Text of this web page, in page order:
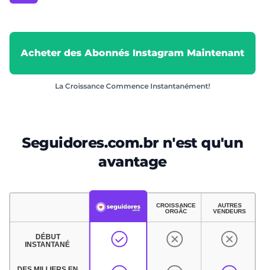
Acheter des Abonnés Instagram Maintenant
La Croissance Commence Instantanément!
Seguidores.com.br n'est qu'un
avantage